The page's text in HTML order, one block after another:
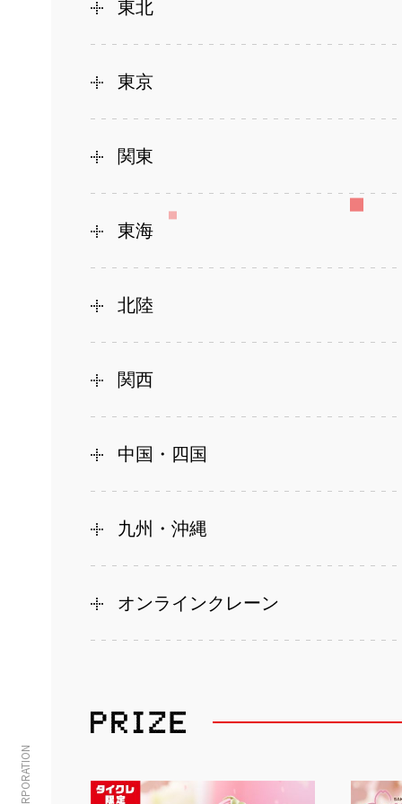
東北
東京
関東
東海
北陸
関西
中国・四国
九州・沖縄
オンラインクレーン